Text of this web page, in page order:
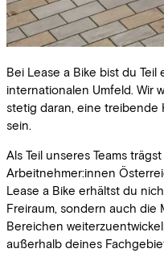
Bei Lease a Bike bist du
internationalen Umfeld. Wir
stetig daran, eine treibende
sein.
Als Teil unseres Teams
Arbeitnehmer:innen
Lease a Bike erhältst du
Freiraum, sondern auch die
Bereichen
außerhalb deines